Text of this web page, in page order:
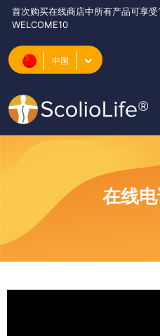
首次购买在线商店中所有产品可享受
WELCOME10
中国
在线